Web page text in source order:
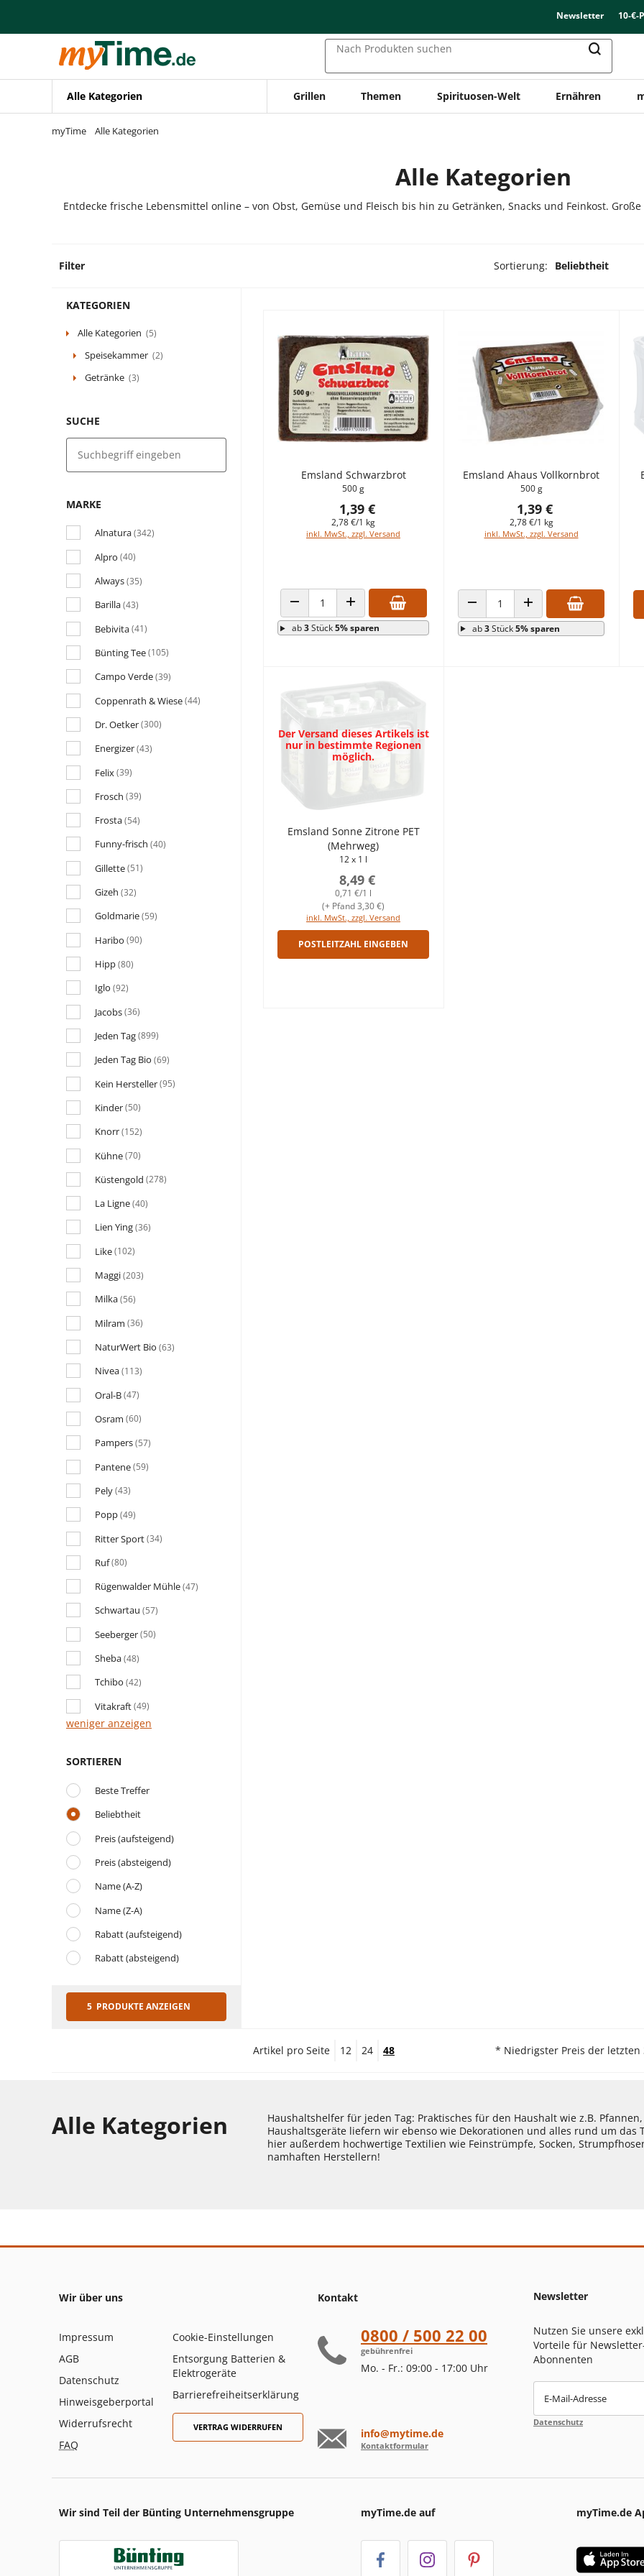
Zur Navigation springen
Zur Suche springen
Newsletter 10-€-
Nach Produkten suchen
Alle Kategorien Grillen Themen Spirituosen-Welt Ernähren
myTime Alle Kategorien
Alle Kategorien
Entdecke frische Lebensmittel online – von Obst, Gemüse und Fleisch bis hin zu Getränken, Snacks und Feinkost.
Filter Sortierung: Beliebtheit
KATEGORIEN
Alle Kategorien (5)
Speisekammer (2)
Getränke (3)
SUCHE
MARKE
Alnatura(342)
Alpro (40)
Always(35)
Barilla(43)
Bebivita(41)
Bünting Tee(105)
Campo Verde(39)
Coppenrath & Wiese(44)
Dr. Oetker(300)
Energizer(43)
Felix(39)
Frosch (39)
Frosta(54)
Funny-frisch (40)
Gillette(51)
Gizeh (32)
Goldmarie(59)
Haribo (90)
Hipp(80)
Iglo (92)
Jacobs(36)
Jeden Tag(899)
Jeden Tag Bio (69)
Kein Hersteller(95)
Kinder(50)
Knorr(152)
Kühne(70)
Küstengold (278)
La Ligne(40)
Lien Ying(36)
Like(102)
Maggi(203)
Milka(56)
Milram (36)
NaturWert Bio (63)
Nivea(113)
Oral-B(47)
Osram (60)
Pampers(57)
Pantene(59)
Pely(43)
Popp(49)
Ritter Sport(34)
Ruf(80)
Rügenwalder Mühle(47)
Schwartau (57)
Seeberger(50)
Sheba(48)
Tchibo (42)
Vitakraft(49)
weniger anzeigen
SORTIEREN
Beste Treffer
Beliebtheit
Preis (aufsteigend)
Preis (absteigend)
Name (A-Z)
Name (Z-A)
Rabatt (aufsteigend)
Rabatt (absteigend)
5 PRODUKTE ANZEIGEN
Emsland Schwarzbrot
500 g
1,39 €
2,78 €/1 kg
inkl. MwSt., zzgl. Versand
ANZAHL VERRINGERNANZAHL ERHÖHEN
ab3Stück5% sparen
Emsland Ahaus Vollkornbrot
500 g
1,39 €
2,78 €/1 kg
inkl. MwSt., zzgl. Versand
ANZAHL VERRINGERNANZAHL ERHÖHEN
ab3Stück5% sparen
Der Versand dieses Artikels ist
nur in bestimmte Regionen
möglich.
Emsland Sonne Zitrone PET
(Mehrweg)
12 x 1 l
8,49 €
0,71 €/1 l
inkl. MwSt., zzgl. Versand
(+ Pfand 3,30 €)
POSTLEITZAHL EINGEBEN
Artikel pro Seite 12 24 48 * Niedrigster Preis der letzten
Alle Kategorien
Haushaltshelfer für jeden Tag: Praktisches für den Haushalt wie z.B.
Haushaltsgeräte liefern wir ebenso wie Dekorationen und alles rund um das
hier außerdem hochwertige Textilien wie Feinstrümpfe, Socken,
namhaften Herstellern!
Wir über uns
Impressum
AGB
Datenschutz
Hinweisgeberportal
Widerrufsrecht
FAQ
Cookie-Einstellungen
Entsorgung Batterien &
Elektrogeräte
Barrierefreiheitserklärung
VERTRAG WIDERRUFEN
Kontakt
0800 / 500 22 00
gebührenfrei
Mo. - Fr.: 09:00 - 17:00 Uhr
info@mytime.de
Kontaktformular
Newsletter
Nutzen Sie unsere
Vorteile für
Abonnenten
E-Mail-Adresse
Datenschutz
Wir sind Teil der Bünting Unternehmensgruppe myTime.de auf myTime.de